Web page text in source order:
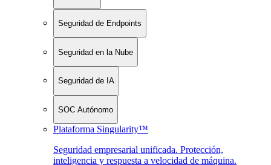
Seguridad de Endpoints
Seguridad en la Nube
Seguridad de IA
SOC Autónomo
Plataforma Singularity™
Seguridad empresarial unificada. Protección,
inteligencia y respuesta a velocidad de máquina.